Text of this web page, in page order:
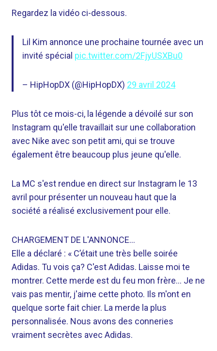
Regardez la vidéo ci-dessous.
Lil Kim annonce une prochaine tournée avec un
invité spécial pic.twitter.com/2FjyUSXBu0
– HipHopDX (@HipHopDX) 29 avril 2024
Plus tôt ce mois-ci, la légende a dévoilé sur son
Instagram qu'elle travaillait sur une collaboration
avec Nike avec son petit ami, qui se trouve
également être beaucoup plus jeune qu'elle.
La MC s'est rendue en direct sur Instagram le 13
avril pour présenter un nouveau haut que la
société a réalisé exclusivement pour elle.
CHARGEMENT DE L'ANNONCE…
Elle a déclaré : « C’était une très belle soirée
Adidas. Tu vois ça? C'est Adidas. Laisse moi te
montrer. Cette merde est du feu mon frère… Je ne
vais pas mentir, j'aime cette photo. Ils m'ont en
quelque sorte fait chier. La merde la plus
personnalisée. Nous avons des conneries
vraiment secrètes avec Adidas.